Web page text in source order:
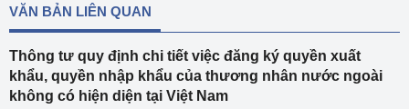
VĂN BẢN LIÊN QUAN
Thông tư quy định chi tiết việc đăng ký quyền xuất
khẩu, quyền nhập khẩu của thương nhân nước ngoài
không có hiện diện tại Việt Nam